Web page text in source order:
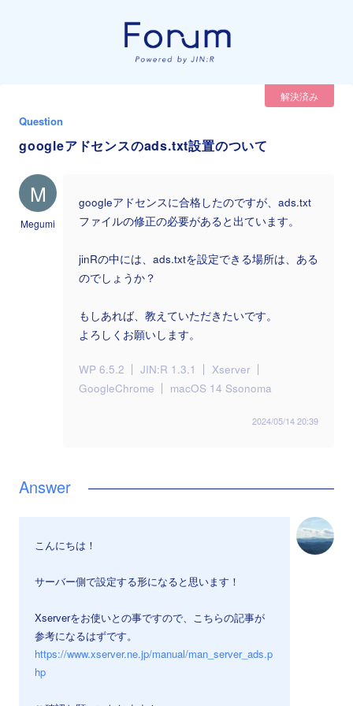
解決済み
Question
googleアドセンスのads.txt設置のついて
M
Megumi
googleアドセンスに合格したのですが、ads.txt
ファイルの修正の必要があると出ています。
jinRの中には、ads.txtを設定できる場所は、ある
のでしょうか？
もしあれば、教えていただきたいです。
よろしくお願いします。
WP 6.5.2 JIN:R 1.3.1
Xserver
GoogleChrome
macOS 14 Ssonoma
2024/05/14 20:39
こんにちは！
サーバー側で設定する形になると思います！
Xserverをお使いとの事ですので、こちらの記事が
参考になるはずです。
https://www.xserver.ne.jp/manual/man_server_ads.p
hp